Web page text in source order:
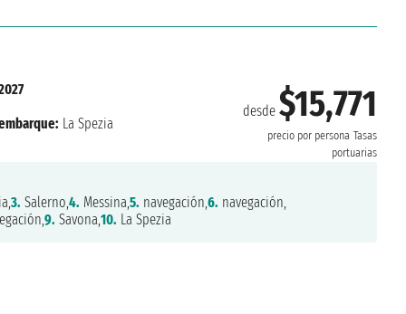
desde $15,771
precio por persona Tasas
portuarias
La Spezia
3. Salerno,4. Messina,5. navegación,6. navegación,
9. Savona,10. La Spezia